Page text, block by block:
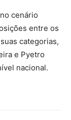
cenário
entre os
categorias,
e Pyetro
nacional.